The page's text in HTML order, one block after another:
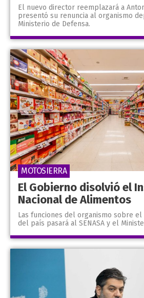
El nuevo director reemplazará a
presentó su renuncia al organismo
Ministerio de Defensa.
El Gobierno disolvió el
Nacional de Alimentos
Las funciones del organismo sobre
del país pasará al SENASA y el
MOTOSIERRA